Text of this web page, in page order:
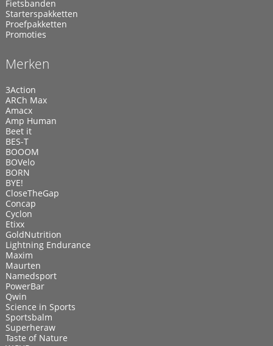
Fietsbanden
Starterspakketten
Proefpakketten
Promoties
Merken
3Action
ARCh Max
Amacx
Amp Human
Beet it
BES-T
BOOOM
BOVelo
BORN
BYE!
CloseTheGap
Concap
Cyclon
Etixx
GoldNutrition
Lightning Endurance
Maxim
Maurten
Namedsport
PowerBar
Qwin
Science in Sports
Sportsbalm
Superheraw
Taste of Nature